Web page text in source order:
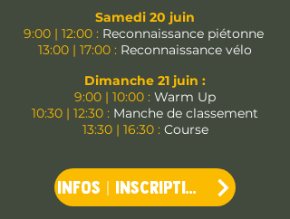
Samedi 20 juin
9:00 | 12:00 : Reconnaissance piétonne
13:00 | 17:00 : Reconnaissance vélo
Dimanche 21 juin :
9:00 | 10:00 : Warm Up
10:30 | 12:30 : Manche de classement
13:30 | 16:30 : Course
INFOS | INSCRIPTIONS